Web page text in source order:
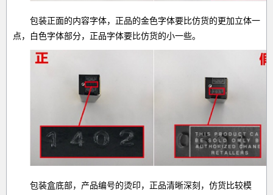
包装正面的内容字体，正品的金色字体要比仿货的更加立体一
点，白色字体部分，正品字体要比仿货的小一些。
包装盒底部，产品编号的烫印，正品清晰深刻，仿货比较模